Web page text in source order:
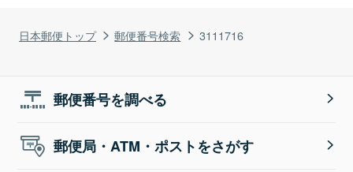
日本郵便トップ 郵便番号検索 3111716
郵便番号を調べる
郵便局・ATM・ポストをさがす